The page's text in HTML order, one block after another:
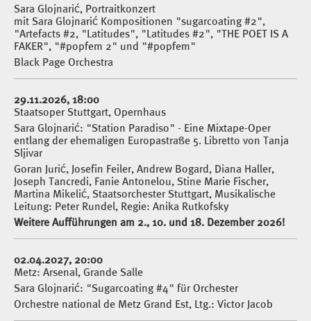
Sara Glojnarić, Portraitkonzert
mit Sara Glojnarić Kompositionen "sugarcoating #2",
"Artefacts #2, "Latitudes", "Latitudes #2", "THE POET IS A
FAKER", "#popfem 2" und "#popfem"
Black Page Orchestra
29.11.2026, 18:00
Staatsoper Stuttgart, Opernhaus
Sara Glojnarić: "Station Paradiso" - Eine Mixtape-Oper
entlang der ehemaligen Europastraße 5. Libretto von Tanja
Sljivar
Goran Jurić, Josefin Feiler, Andrew Bogard, Diana Haller,
Joseph Tancredi, Fanie Antonelou, Stine Marie Fischer,
Martina Mikelić, Staatsorchester Stuttgart, Musikalische
Leitung: Peter Rundel, Regie: Anika Rutkofsky
Weitere Aufführungen am 2., 10. und 18. Dezember 2026!
02.04.2027, 20:00
Metz: Arsenal, Grande Salle
Sara Glojnarić: "Sugarcoating #4" für Orchester
Orchestre national de Metz Grand Est, Ltg.: Victor Jacob